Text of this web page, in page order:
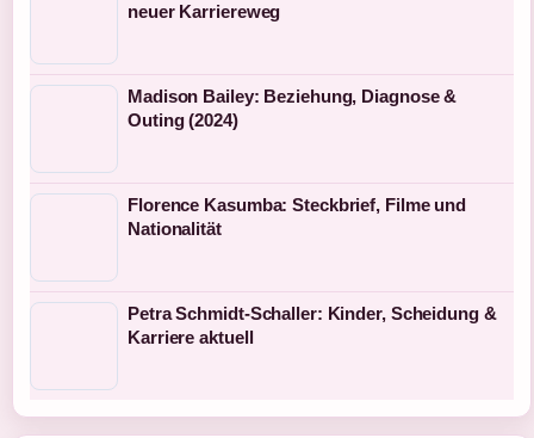
neuer Karriereweg
Madison Bailey: Beziehung, Diagnose &
Outing (2024)
Florence Kasumba: Steckbrief, Filme und
Nationalität
Petra Schmidt-Schaller: Kinder, Scheidung &
Karriere aktuell